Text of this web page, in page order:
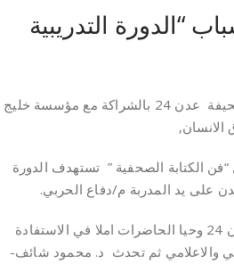
“الدورة التدريبية
ضمن البرنامج التدريبي للشباب نظم في المركز التدريبي لصحيفة عدن 24 بالشراكة مع مؤسسة خليج
الانسان,
التدريبية في مجال “فن الكتابة الصحفية ” تستهدف الدورة
افتح الدورة الاستاذ مختار اليافعي- رئيس التحرير صحيفه عدن 24 وحيا الحاضرات املا في الاستفادة
والاعلامي ثم تحدث د. محمود شائف-